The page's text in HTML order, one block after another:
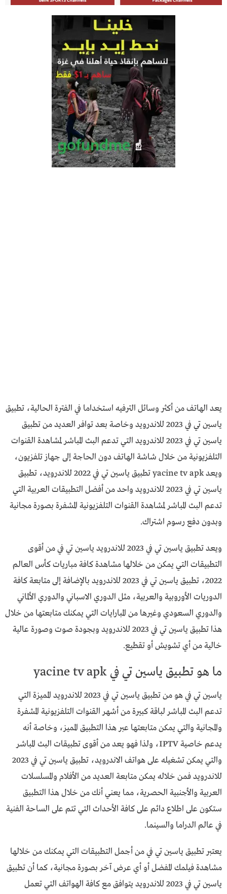
يعد الهاتف من أكثر وسائل الترفيه استخداما في الفترة الحالية، تطبيق
ياسين تي في 2023 للاندرويد وخاصة بعد توافر العديد من تطبيق
ياسين تي في 2023 للاندرويد التي تدعم البث المباشر لمشاهدة القنوات
التلفزيونية من خلال شاشة الهاتف دون الحاجة إلى جهاز تلفزيون،
ويعد yacine tv apk تطبيق ياسين تي في 2022 للاندرويد، تطبيق
ياسين تي في 2023 للاندرويد واحد من أفضل التطبيقات العربية التي
تدعم البث المباشر لمشاهدة القنوات التلفزيونية المشفرة بصورة مجانية
وبدون دفع رسوم اشتراك.
ويعد تطبيق ياسين تي في 2023 للاندرويد ياسين تي في من أقوى
التطبيقات التي يمكن من خلالها مشاهدة كافة مباريات كأس العالم
2022، تطبيق ياسين تي في 2023 للاندرويد بالإضافة إلى متابعة كافة
الدوريات الأوروبية والعربية، مثل الدوري الاسباني والدوري الألماني
والدوري السعودي وغيرها من المبارايات التي يمكنك متابعتها من خلال
هذا تطبيق ياسين تي في 2023 للاندرويد وبجودة صوت وصورة عالية
خالية من أي تشويش أو تقطيع.
ما هو تطبيق ياسين تي في yacine tv apk
ياسين تي في هو من تطبيق ياسين تي في 2023 للاندرويد المميزة التي
تدعم البث المباشر لباقة كبيرة من أشهر القنوات التلفزيونية المشفرة
والمجانية والتي يمكن متابعتها عبر هذا التطبيق المميز، وخاصة أنه
يدعم خاصية IPTV، ولذا فهو يعد من أقوى تطبيقات البث المباشر
والتي يمكن تشغيله على هواتف الاندرويد، تطبيق ياسين تي في 2023
للاندرويد فمن خلاله يمكن متابعة العديد من الأفلام والمسلسلات
العربية والأجنبية الحصرية، مما يعني أنك من خلال هذا التطبيق
ستكون على اطلاع دائم على كافة الأحداث التي تتم على الساحة الفنية
في عالم الدراما والسينما.
يعتبر تطبيق ياسين تي في من أجمل التطبيقات التي يمكنك من خلالها
مشاهدة فيلمك المفضل أو أي عرض آخر بصورة مجانية، كما أن تطبيق
ياسين تي في 2023 للاندرويد يتوافق مع كافة الهواتف التي تعمل